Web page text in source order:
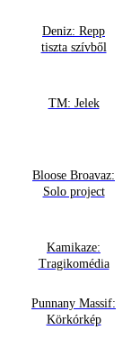
Deniz: Repp
tiszta szívből
TM: Jelek
Bloose Broavaz:
Solo project
Kamikaze:
Tragikomédia
Punnany Massif:
Körkórkép